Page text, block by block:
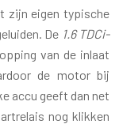
zijn eigen typische
De 1.6 TDCi-
van de inlaat
de motor bij
accu geeft dan net
nog klikken